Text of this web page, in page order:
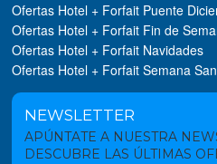
Ofertas Hotel + Forfait Puente
Ofertas Hotel + Forfait Fin de
Ofertas Hotel + Forfait Navidades
Ofertas Hotel + Forfait Semana
NEWSLETTER
APÚNTATE A NUESTRA
DESCUBRE LAS ÚLTIMAS